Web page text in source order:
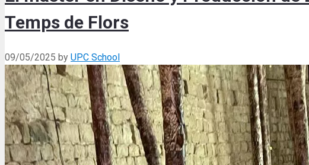
Temps de Flors
09/05/2025 by UPC School